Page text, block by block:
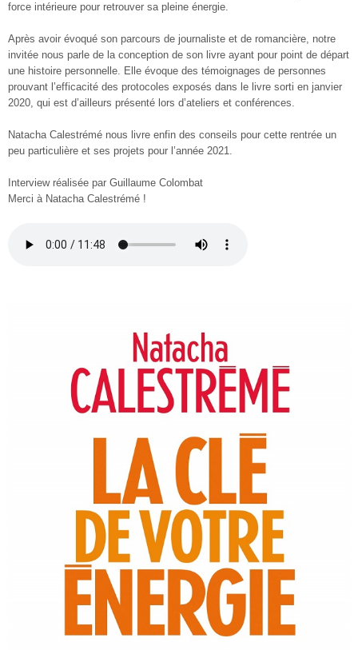
force intérieure pour retrouver sa pleine énergie.
Après avoir évoqué son parcours de journaliste et de romancière, notre
invitée nous parle de la conception de son livre ayant pour point de départ
une histoire personnelle. Elle évoque des témoignages de personnes
prouvant l’efficacité des protocoles exposés dans le livre sorti en janvier
2020, qui est d’ailleurs présenté lors d’ateliers et conférences.
Natacha Calestrémé nous livre enfin des conseils pour cette rentrée un
peu particulière et ses projets pour l’année 2021.
Interview réalisée par Guillaume Colombat
Merci à Natacha Calestrémé !